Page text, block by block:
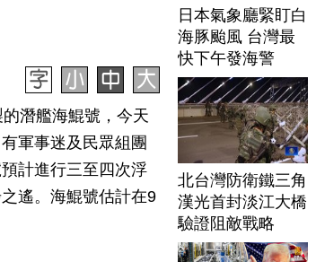
潛艦海鯤號，今天
軍事迷及民眾組團
計進行三至四次浮
遙。海鯤號估計在9
日本氣象廳緊盯白
海豚颱風 台灣最
快下午發海警
北台灣防衛鐵三角
漢光首封淡江大橋
驗證阻敵戰略